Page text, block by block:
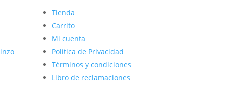
Tienda
Carrito
Mi cuenta
Política de Privacidad
Términos y condiciones
Libro de reclamaciones